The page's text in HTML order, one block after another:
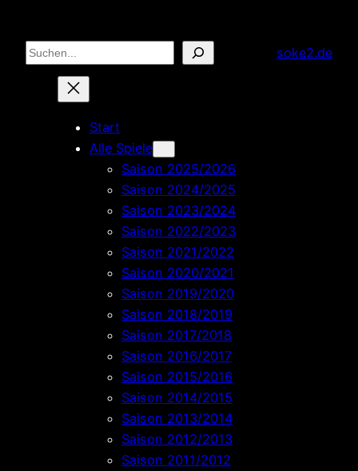
Inhalt
springen
Suchen soke2.de
Start
Alle Spiele
Saison 2025/2026
Saison 2024/2025
Saison 2023/2024
Saison 2022/2023
Saison 2021/2022
Saison 2020/2021
Saison 2019/2020
Saison 2018/2019
Saison 2017/2018
Saison 2016/2017
Saison 2015/2016
Saison 2014/2015
Saison 2013/2014
Saison 2012/2013
Saison 2011/2012